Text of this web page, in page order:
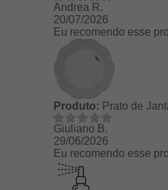
Andrea R.
20/07/2026
Eu recomendo esse
Produto: Prato de
Giuliano B.
29/06/2026
Eu recomendo esse